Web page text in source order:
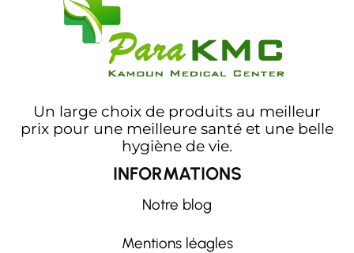
Un large choix de produits au meilleur
prix pour une meilleure santé et une belle
hygiène de vie.
INFORMATIONS
Notre blog
Mentions léagles